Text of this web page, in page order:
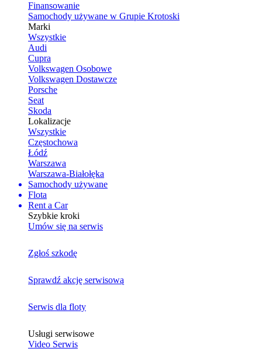
Finansowanie
Samochody używane w Grupie Krotoski
Marki
Wszystkie
Audi
Cupra
Volkswagen Osobowe
Volkswagen Dostawcze
Porsche
Seat
Skoda
Lokalizacje
Wszystkie
Częstochowa
Łódź
Warszawa
Warszawa-Białołęka
Samochody używane
Flota
Rent a Car
Szybkie kroki
Umów się na serwis
Zgłoś szkodę
Sprawdź akcję serwisową
Serwis dla floty
Usługi serwisowe
Video Serwis